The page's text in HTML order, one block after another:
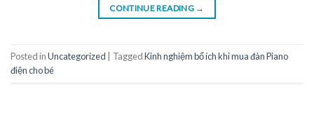
CONTINUE READING →
Posted inUncategorized TaggedKinh nghiệm bổ ích khi mua đàn Piano
điện cho bé